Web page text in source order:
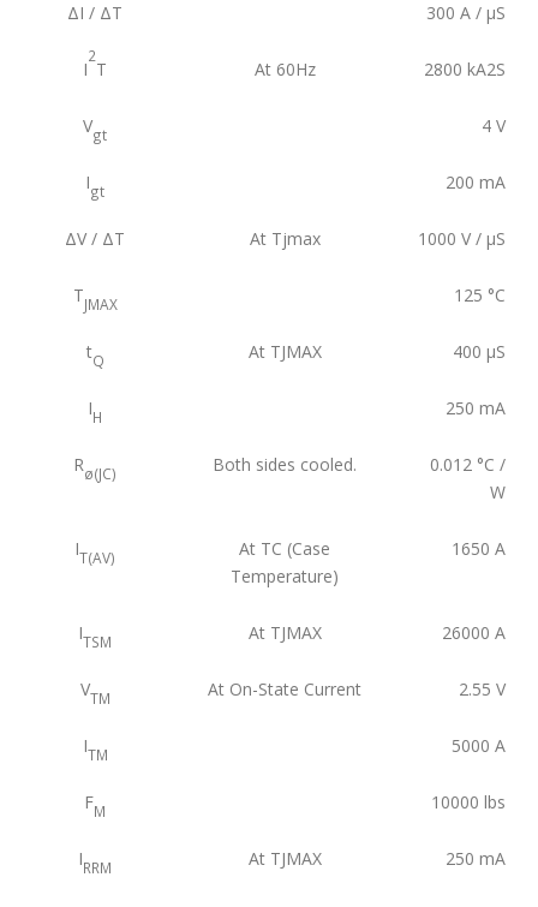
ΔI / ΔT 300 A / µS
I
2
T At 60Hz 2800 kA2S
Vgt 4 V
Igt 200 mA
ΔV / ΔT At Tjmax 1000 V / µS
TJMAX 125 °C
tQ At TJMAX 400 µS
IH 250 mA
Rø(JC) Both sides cooled. 0.012 °C /
W
IT(AV)
At TC (Case
Temperature)
1650 A
ITSM At TJMAX 26000 A
VTM At On-State Current 2.55 V
ITM 5000 A
FM 10000 lbs
IRRM At TJMAX 250 mA